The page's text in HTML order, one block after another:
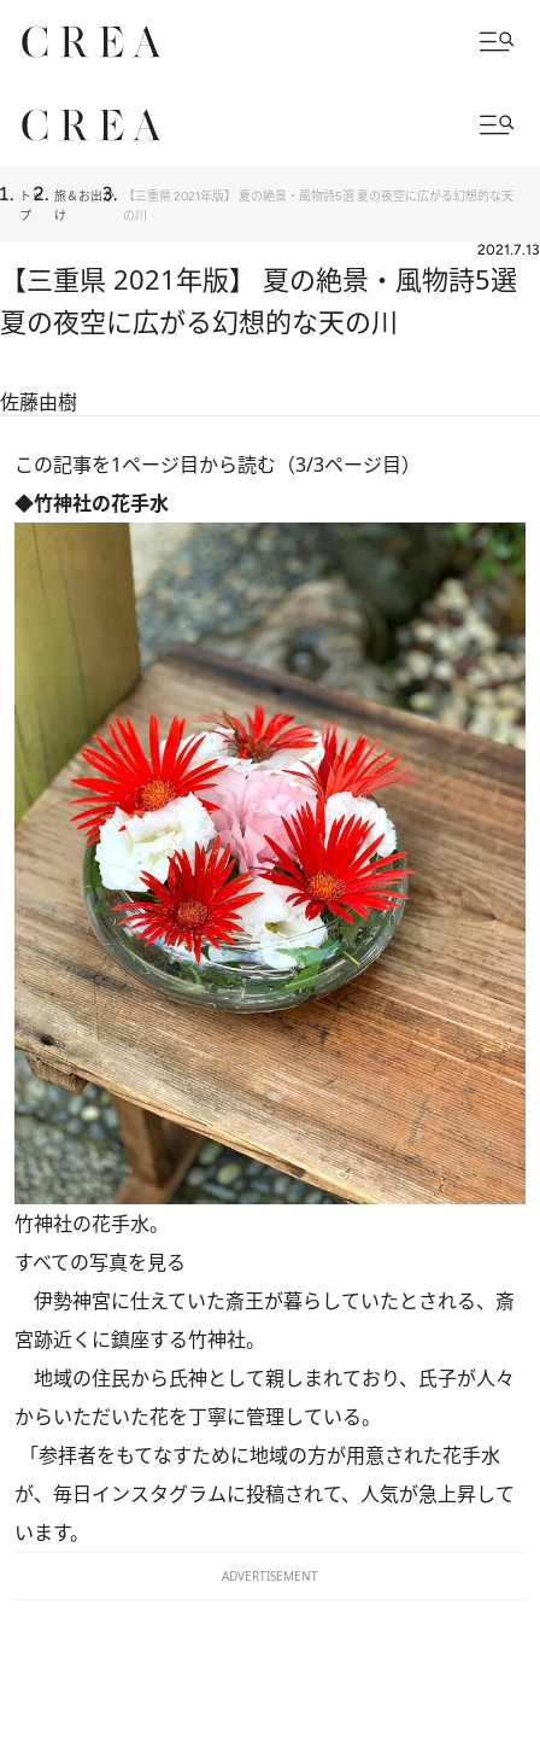
トッ
プ
旅＆お出か
け
【三重県 2021年版】 夏の絶景・風物詩5選 夏の夜空に広がる幻想的な天
の川
2021.7.13
【三重県 2021年版】 夏の絶景・風物詩5選
夏の夜空に広がる幻想的な天の川
佐藤由樹
この記事を1ページ目から読む（3/3ページ目）
◆竹神社の花手水
竹神社の花手水。
すべての写真を見る
伊勢神宮に仕えていた斎王が暮らしていたとされる、斎
宮跡近くに鎮座する竹神社。
地域の住民から氏神として親しまれており、氏子が人々
からいただいた花を丁寧に管理している。
「参拝者をもてなすために地域の方が用意された花手水
が、毎日インスタグラムに投稿されて、人気が急上昇して
います。
ADVERTISEMENT